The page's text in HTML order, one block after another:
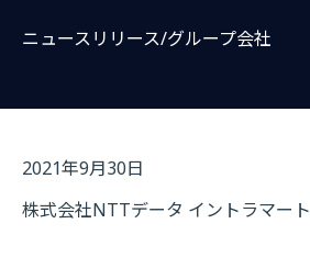
ニュースリリース/グループ会社
2021年9月30日
株式会社NTTデータ イントラマート